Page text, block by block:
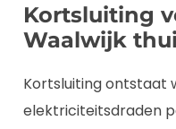
Kortsluiting
Waalwijk
Kortsluiting ontstaat
elektriciteitsdraden